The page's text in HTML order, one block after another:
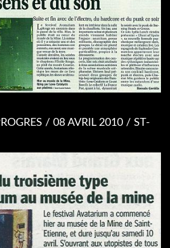
/ 08 AVRIL 2010 / ST-